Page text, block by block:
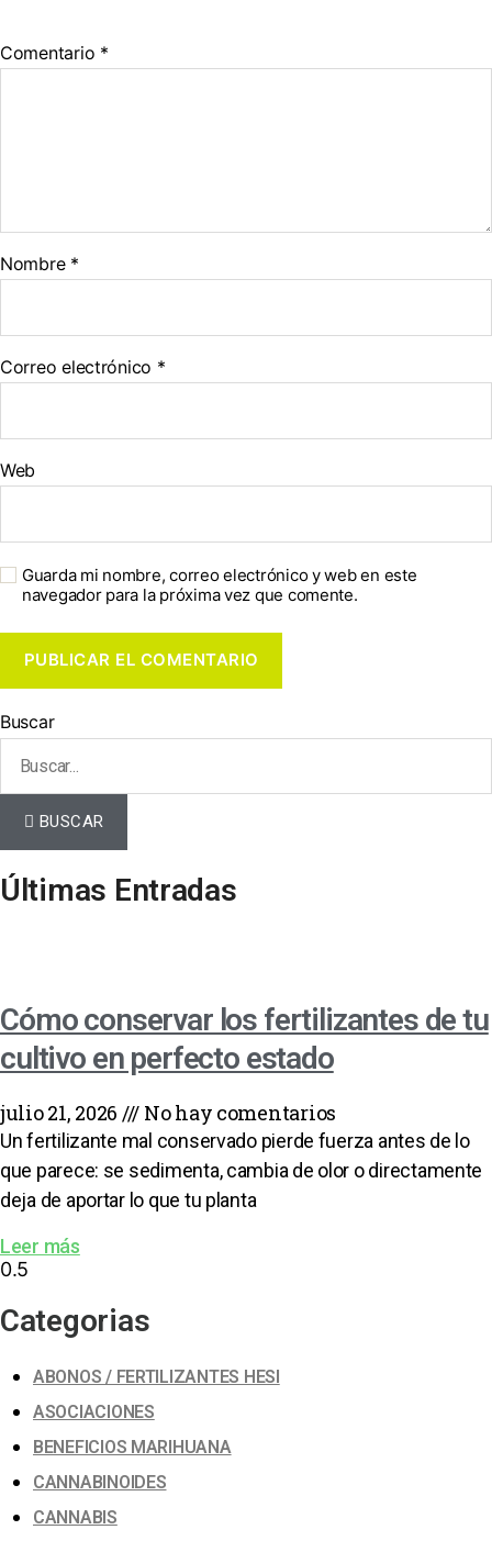
Comentario *
Nombre *
Correo electrónico *
Web
Guarda mi nombre, correo electrónico y web en este
navegador para la próxima vez que comente.
Buscar
BUSCAR
Últimas Entradas
Cómo conservar los fertilizantes de tu
cultivo en perfecto estado
julio 21, 2026 No hay comentarios
Un fertilizante mal conservado pierde fuerza antes de lo
que parece: se sedimenta, cambia de olor o directamente
deja de aportar lo que tu planta
Leer más
Categorias
ABONOS / FERTILIZANTES HESI
ASOCIACIONES
BENEFICIOS MARIHUANA
CANNABINOIDES
CANNABIS